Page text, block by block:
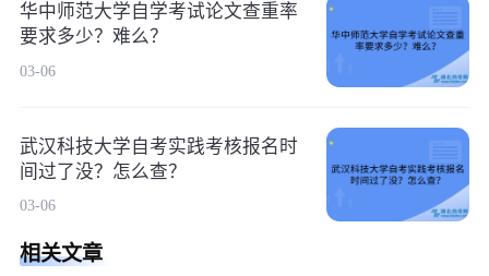
华中师范大学自学考试论文查重率
要求多少？难么？
03-06
武汉科技大学自考实践考核报名时
间过了没？怎么查？
03-06
相关文章